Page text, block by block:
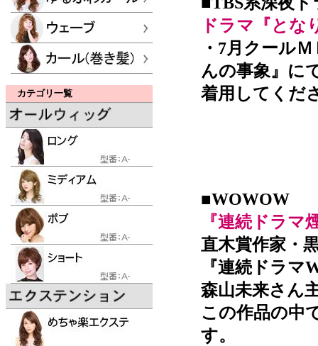
カテゴリ一覧
ドラマ『とな
・7月クール
んの事象』に
着用してくだ
■WOWOW
『連続ドラマ
直木賞作家・
『連続ドラマ
森山未来さん
この作品の中
す。